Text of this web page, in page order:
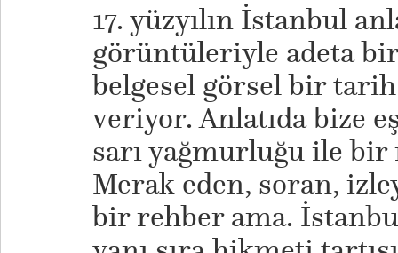
17. yüzyılın İstanbul
görüntüleriyle adeta
belgesel görsel bir
veriyor. Anlatıda bize
sarı yağmurluğu ile
Merak eden, soran,
bir rehber ama.